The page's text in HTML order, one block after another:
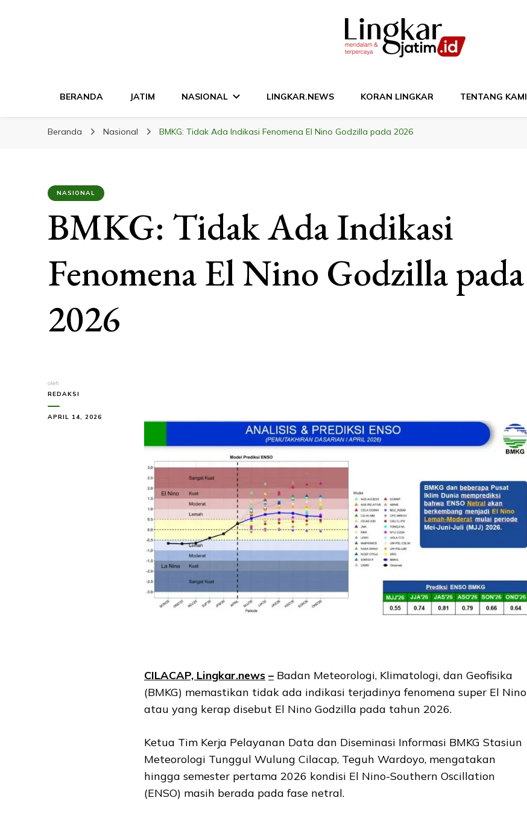
BERANDA JATIM NASIONAL LINGKAR.NEWS KORAN LINGKAR TENTANG KAMI
Beranda Nasional BMKG: Tidak Ada Indikasi Fenomena El Nino Godzilla pada 2026
NASIONAL
BMKG: Tidak Ada Indikasi
Fenomena El Nino Godzilla pada
2026
oleh
REDAKSI
APRIL 14, 2026
CILACAP, Lingkar.news – Badan Meteorologi, Klimatologi, dan Geofisika
(BMKG) memastikan tidak ada indikasi terjadinya fenomena super El Nino
atau yang kerap disebut El Nino Godzilla pada tahun 2026.
Ketua Tim Kerja Pelayanan Data dan Diseminasi Informasi BMKG Stasiun
Meteorologi Tunggul Wulung Cilacap, Teguh Wardoyo, mengatakan
hingga semester pertama 2026 kondisi El Nino-Southern Oscillation
(ENSO) masih berada pada fase netral.